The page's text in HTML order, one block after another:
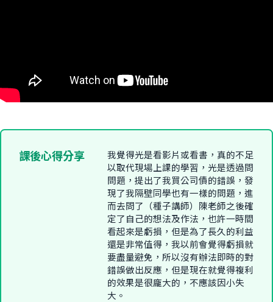
課後心得分享
我覺得光是看影片或看書，真的不足
以取代現場上課的學習，光是透過問
問題，提出了我買公司債的錯誤，發
現了我隔壁同學也有一樣的問題，進
而去問了（種子講師）陳老師之後確
定了自己的想法及作法，也許一時間
看起來是虧損，但是為了長久的利益
還是非常值得，我以前會覺得虧損就
要盡量避免，所以沒有辦法即時的對
錯誤做出反應，但是現在就覺得複利
的效果是很龐大的，不應該因小失
大。